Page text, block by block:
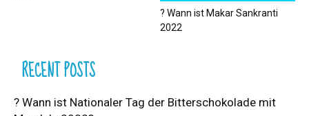
? Wann ist Makar Sankranti
2022
RECENT POSTS
? Wann ist Nationaler Tag der Bitterschokolade mit